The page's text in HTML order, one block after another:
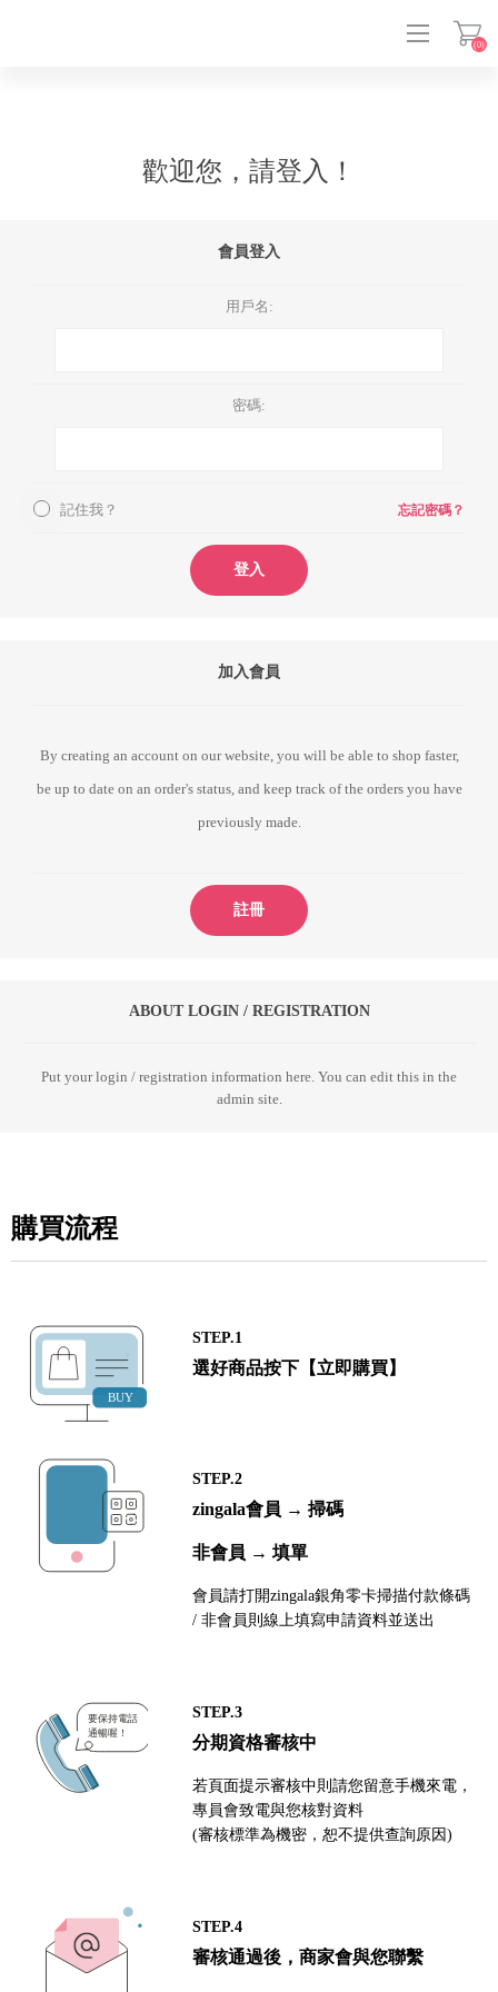
(0)
歡迎您，請登入！
會員登入
用戶名:
密碼:
記住我？ 忘記密碼？
登入
加入會員
By creating an account on our website, you will be able to shop faster,
be up to date on an order's status, and keep track of the orders you have
previously made.
註冊
ABOUT LOGIN / REGISTRATION
Put your login / registration information here. You can edit this in the
admin site.
購買流程
STEP.1
選好商品按下【立即購買】
STEP.2
zingala會員 → 掃碼
非會員 → 填單
會員請打開zingala銀角零卡掃描付款條碼
/ 非會員則線上填寫申請資料並送出
STEP.3
分期資格審核中
若頁面提示審核中則請您留意手機來電，
專員會致電與您核對資料
(審核標準為機密，恕不提供查詢原因)
STEP.4
審核通過後，商家會與您聯繫